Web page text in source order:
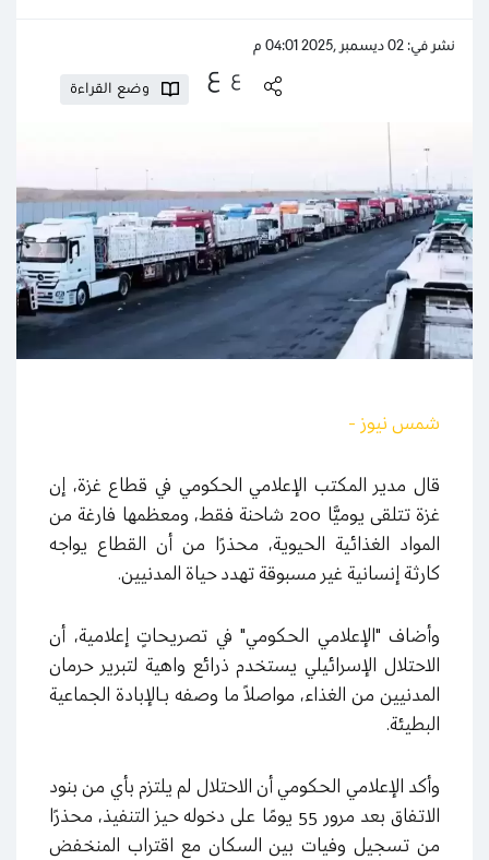
نشر في: 02 ديسمبر ,2025 04:01 م
ع ع
وضع القراءة
شمس نيوز -
قال مدير المكتب الإعلامي الحكومي في قطاع غزة، إن
غزة تتلقى يوميًّا 200 شاحنة فقط، ومعظمها فارغة من
المواد الغذائية الحيوية، محذرًا من أن القطاع يواجه
كارثة إنسانية غير مسبوقة تهدد حياة المدنيين.
وأضاف "الإعلامي الحكومي" في تصريحاتٍ إعلامية، أن
الاحتلال الإسرائيلي يستخدم ذرائع واهية لتبرير حرمان
المدنيين من الغذاء، مواصلاً ما وصفه بـالإبادة الجماعية
البطيئة.
وأكد الإعلامي الحكومي أن الاحتلال لم يلتزم بأي من بنود
الاتفاق بعد مرور 55 يومًا على دخوله حيز التنفيذ، محذرًا
من تسجيل وفيات بين السكان مع اقتراب المنخفض